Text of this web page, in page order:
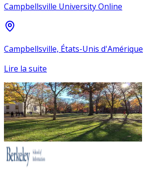
Campbellsville University Online
Campbellsville, États-Unis d'Amérique
Lire la suite